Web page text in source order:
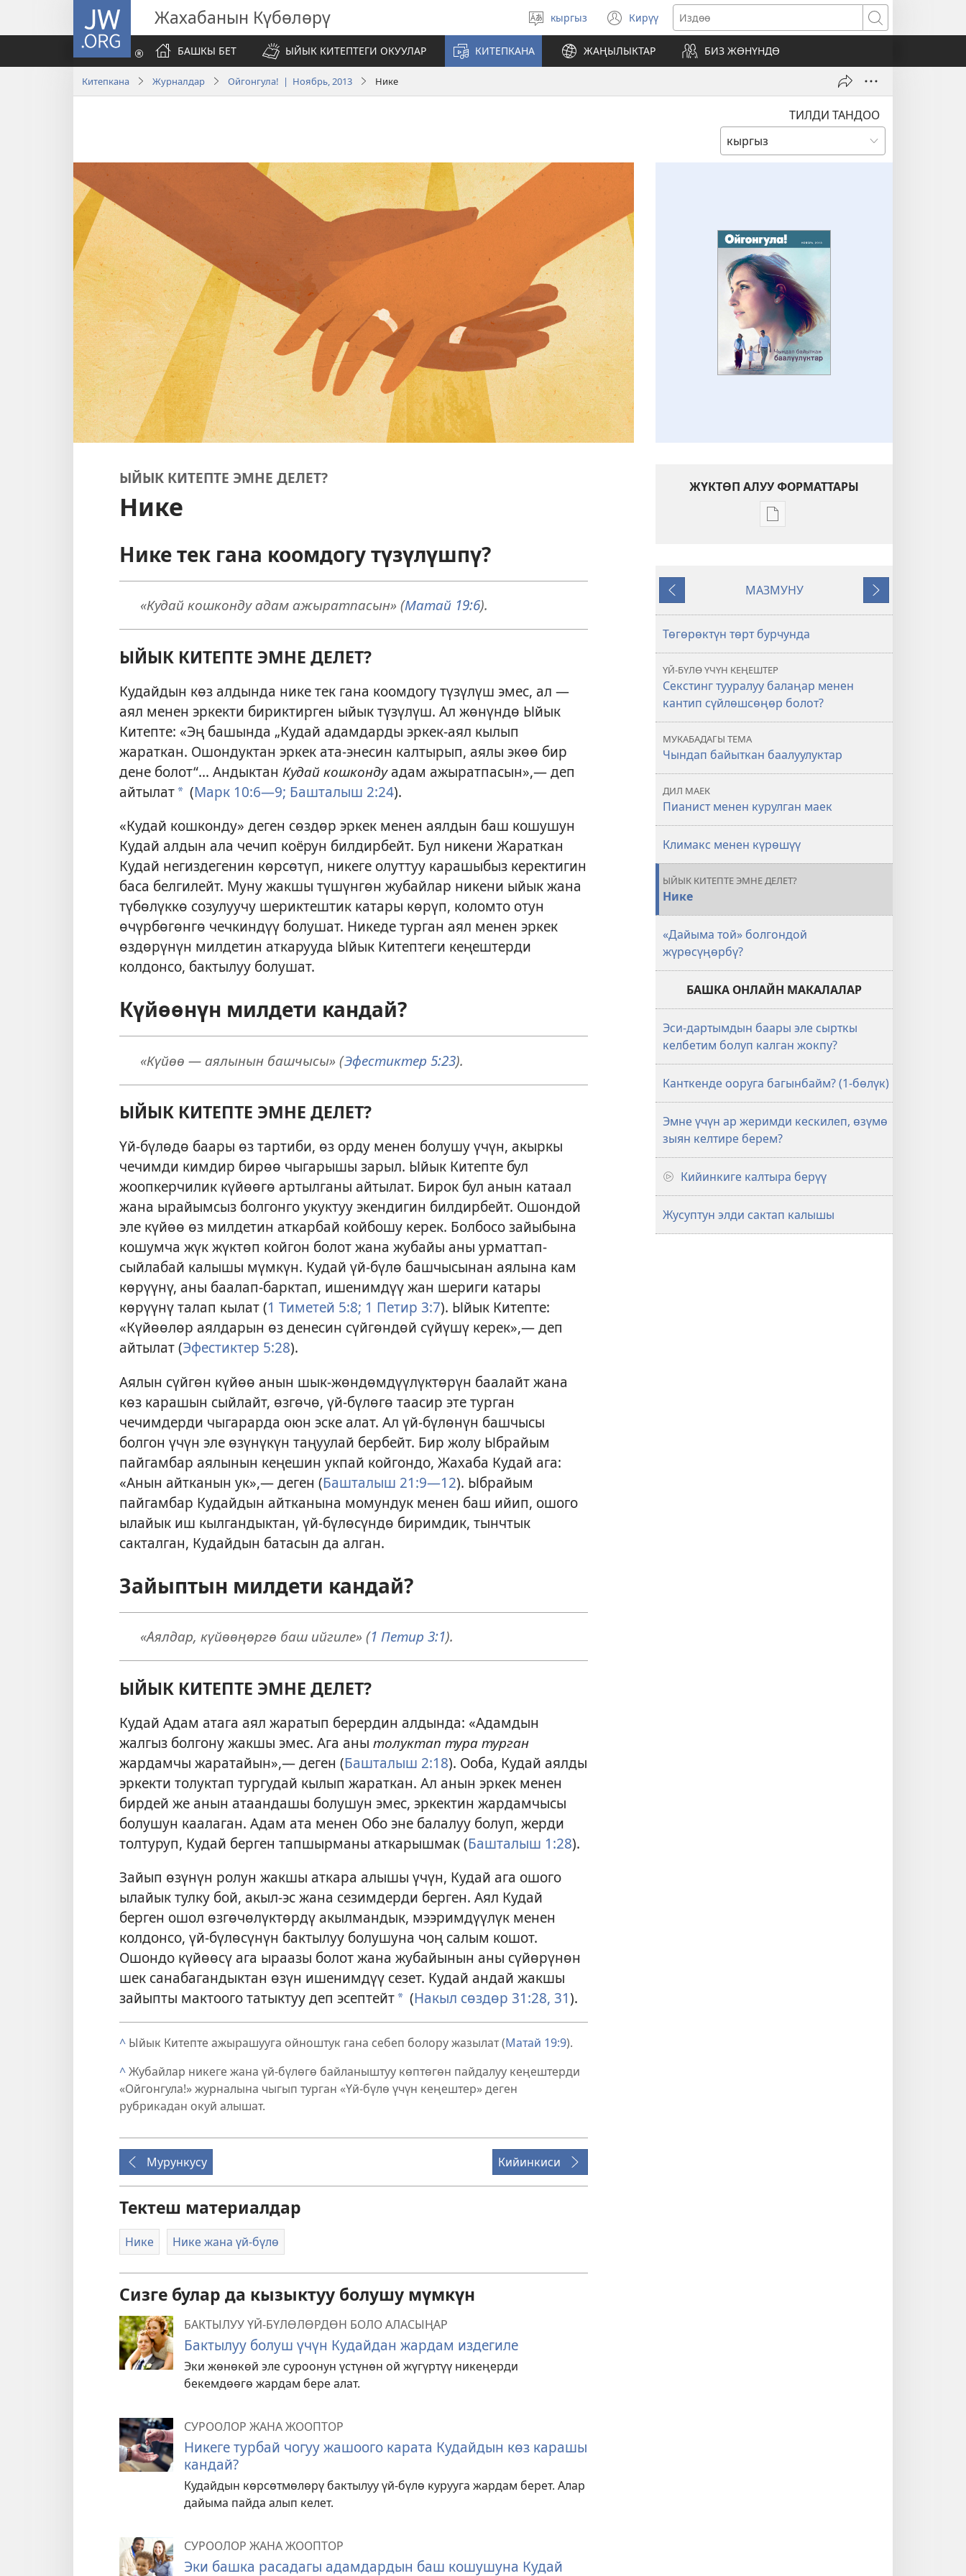
JW.ORG Жахабанын Күбөлөрү
Тилди
тандаңыз
кыргыз Кирүү
(жаңы
терезе
ачат)
Издөө
БАШКЫ БЕТ
ЫЙЫК КИТЕПТЕГИ ОКУУЛАР КИТЕПКАНА ЖАҢЫЛЫКТАР БИЗ ЖӨНҮНДӨ
Китепкана Журналдар Ойгонгула! | Ноябрь, 2013 Нике
ТИЛДИ ТАНДОО
ЫЙЫК КИТЕПТЕ ЭМНЕ ДЕЛЕТ?
Нике
Нике тек гана коомдогу түзүлүшпү?
«Кудай кошконду адам ажыратпасын» (Матай 19:6).
ЫЙЫК КИТЕПТЕ ЭМНЕ ДЕЛЕТ?
Кудайдын көз алдында нике тек гана коомдогу түзүлүш эмес, ал —
аял менен эркекти бириктирген ыйык түзүлүш. Ал жөнүндө Ыйык
Китепте: «Эң башында „Кудай адамдарды эркек-аял кылып
жараткан. Ошондуктан эркек ата-энесин калтырып, аялы экөө бир
дене болот“... Андыктан Кудай кошкондуадам ажыратпасын»,— деп
айтылат* (Марк 10:6—9; Башталыш 2:24).
«Кудай кошконду» деген сөздөр эркек менен аялдын баш кошушун
Кудай алдын ала чечип коёрун билдирбейт. Бул никени Жараткан
Кудай негиздегенин көрсөтүп, никеге олуттуу карашыбыз керектигин
баса белгилейт. Муну жакшы түшүнгөн жубайлар никени ыйык жана
түбөлүккө созулуучу шериктештик катары көрүп, коломто отун
өчүрбөгөнгө чечкиндүү болушат. Никеде турган аял менен эркек
өздөрүнүн милдетин аткарууда Ыйык Китептеги кеңештерди
колдонсо, бактылуу болушат.
Күйөөнүн милдети кандай?
«Күйөө — аялынын башчысы» (Эфестиктер 5:23).
ЫЙЫК КИТЕПТЕ ЭМНЕ ДЕЛЕТ?
Үй-бүлөдө баары өз тартиби, өз орду менен болушу үчүн, акыркы
чечимди кимдир бирөө чыгарышы зарыл. Ыйык Китепте бул
жоопкерчилик күйөөгө артылганы айтылат. Бирок бул анын катаал
жана ырайымсыз болгонго укуктуу экендигин билдирбейт. Ошондой
эле күйөө өз милдетин аткарбай койбошу керек. Болбосо зайыбына
кошумча жүк жүктөп койгон болот жана жубайы аны урматтап-
сыйлабай калышы мүмкүн. Кудай үй-бүлө башчысынан аялына кам
көрүүнү, аны баалап-барктап, ишенимдүү жан шериги катары
көрүүнү талап кылат (1 Тиметей 5:8; 1 Петир 3:7). Ыйык Китепте:
«Күйөөлөр аялдарын өз денесин сүйгөндөй сүйүшү керек»,— деп
айтылат (Эфестиктер 5:28).
Аялын сүйгөн күйөө анын шык-жөндөмдүүлүктөрүн баалайт жана
көз карашын сыйлайт, өзгөчө, үй-бүлөгө таасир эте турган
чечимдерди чыгарарда оюн эске алат. Ал үй-бүлөнүн башчысы
болгон үчүн эле өзүнүкүн таңуулай бербейт. Бир жолу Ыбрайым
пайгамбар аялынын кеңешин укпай койгондо, Жахаба Кудай ага:
«Анын айтканын ук»,— деген (Башталыш 21:9—12). Ыбрайым
пайгамбар Кудайдын айтканына момундук менен баш ийип, ошого
ылайык иш кылгандыктан, үй-бүлөсүндө биримдик, тынчтык
сакталган, Кудайдын батасын да алган.
Зайыптын милдети кандай?
«Аялдар, күйөөңөргө баш ийгиле» (1 Петир 3:1).
ЫЙЫК КИТЕПТЕ ЭМНЕ ДЕЛЕТ?
Кудай Адам атага аял жаратып берердин алдында: «Адамдын
жалгыз болгону жакшы эмес. Ага аны толуктап тура турган
жардамчы жаратайын»,— деген (Башталыш 2:18). Ооба, Кудай аялды
эркекти толуктап тургудай кылып жараткан. Ал анын эркек менен
бирдей же анын атаандашы болушун эмес, эркектин жардамчысы
болушун каалаган. Адам ата менен Обо эне балалуу болуп, жерди
толтуруп, Кудай берген тапшырманы аткарышмак (Башталыш 1:28).
Зайып өзүнүн ролун жакшы аткара алышы үчүн, Кудай ага ошого
ылайык тулку бой, акыл-эс жана сезимдерди берген. Аял Кудай
берген ошол өзгөчөлүктөрдү акылмандык, мээримдүүлүк менен
колдонсо, үй-бүлөсүнүн бактылуу болушуна чоң салым кошот.
Ошондо күйөөсү ага ыраазы болот жана жубайынын аны сүйөрүнөн
шек санабагандыктан өзүн ишенимдүү сезет. Кудай андай жакшы
зайыпты мактоого татыктуу деп эсептейт* (Накыл сөздөр 31:28, 31).
^ Ыйык Китепте ажырашууга ойноштук гана себеп болору жазылат (Матай 19:9).
^Жубайлар никеге жана үй-бүлөгө байланыштуу көптөгөн пайдалуу кеңештерди
«Ойгонгула!» журналына чыгып турган «Үй-бүлө үчүн кеңештер» деген
рубрикадан окуй алышат.
Мурункусу Кийинкиси
Тектеш материалдар
Нике Нике жана үй-бүлө
Сизге булар да кызыктуу болушу мүмкүн
БАКТЫЛУУ ҮЙ-БҮЛӨЛӨРДӨН БОЛО АЛАСЫҢАР
Бактылуу болуш үчүн Кудайдан жардам издегиле
Эки жөнөкөй эле суроонун үстүнөн ой жүгүртүү никеңерди
бекемдөөгө жардам бере алат.
СУРООЛОР ЖАНА ЖООПТОР
Никеге турбай чогуу жашоого карата Кудайдын көз карашы
кандай?
Кудайдын көрсөтмөлөрү бактылуу үй-бүлө курууга жардам берет. Алар
дайыма пайда алып келет.
СУРООЛОР ЖАНА ЖООПТОР
Эки башка расадагы адамдардын баш кошушуна Кудай
ЖҮКТӨП АЛУУ ФОРМАТТАРЫ
Адабиятты
ОЙГОНГУЛА!
баалуулуктар
Мурункусу
МАЗМУНУ
Кийинкиси
Төгөрөктүн төрт бурчунда
ҮЙ-БҮЛӨ ҮЧҮН КЕҢЕШТЕР
Секстинг тууралуу балаңар менен
кантип сүйлөшсөңөр болот?
МУКАБАДАГЫ ТЕМА
Чындап байыткан баалуулуктар
ДИЛ МАЕК
Пианист менен курулган маек
Климакс менен күрөшүү
ЫЙЫК КИТЕПТЕ ЭМНЕ ДЕЛЕТ?
Нике
«Дайыма той» болгондой
жүрөсүңөрбү?
БАШКА ОНЛАЙН МАКАЛАЛАР
Эси-дартымдын баары эле сырткы
келбетим болуп калган жокпу?
Канткенде ооруга багынбайм? (1-бөлүк)
Эмне үчүн ар жеримди кескилеп, өзүмө
зыян келтире берем?
Кийинкиге калтыра берүү
Жусуптун элди сактап калышы